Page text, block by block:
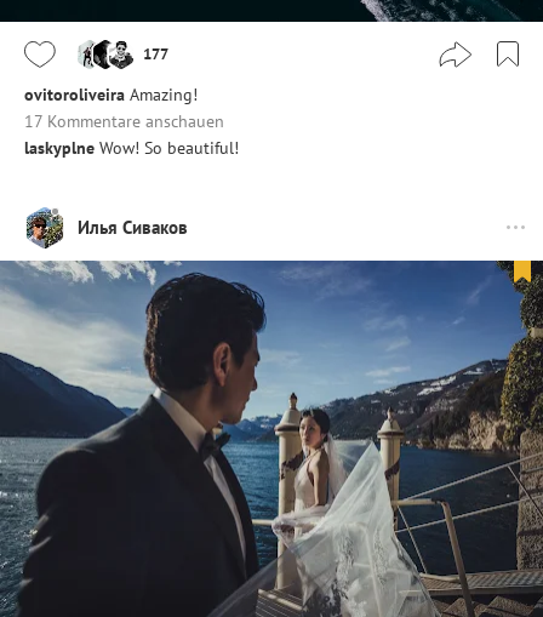
177
ovitoroliveira Amazing!
17 Kommentare anschauen
laskyplne Wow! So beautiful!
Илья Сиваков